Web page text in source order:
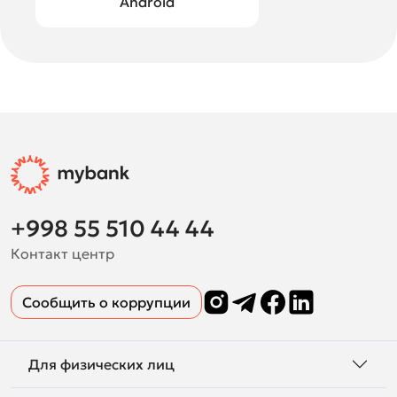
+998 55 510 44 44
Контакт центр
Сообщить о коррупции
Для физических лиц